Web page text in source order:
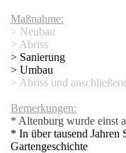
Maßnahme:
> Neubau
> Abriss
> Sanierung
> Umbau
> Abriss und
Bemerkungen:
* Altenburg wurde einst
* In über tausend Jahren
Gartengeschichte